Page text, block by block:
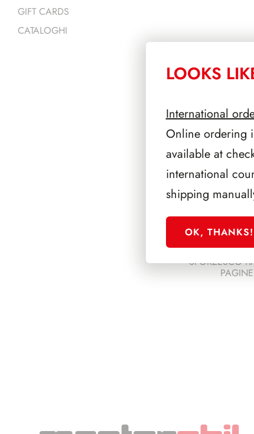
SFORZESCO
GIFT CARDS
CATALOGHI
LOOKS
International
Online ordering
available at
international
shipping
OK, THANKS!